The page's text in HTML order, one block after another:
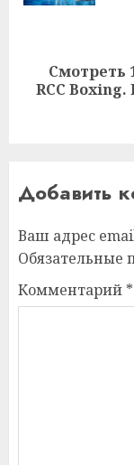
Следующая
Смотреть
RCC
Добавить
Ваш адрес
Обязательные
Комментарий *